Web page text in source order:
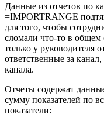
Данные из отчетов по
=IMPORTRANGE
для того, чтобы
сломали что-то в общем
только у руководителя
ответственные за
канала.
Отчеты содержат
сумму показателей по
показатели: